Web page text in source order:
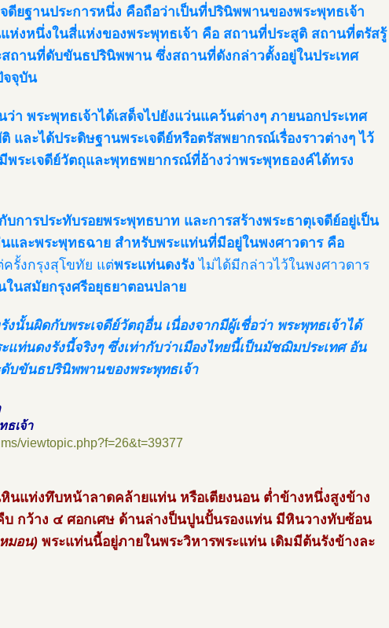
ดียฐานประการหนึ่ง คือถือว่าเป็นที่ปรินิพพานของพระพุทธเจ้า
ห่งหนึ่งในสี่แห่งของพระพุทธเจ้า คือ สถานที่ประสูติ สถานที่ตรัสรู้
ถานที่ดับขันธปรินิพพาน ซึ่งสถานที่ดังกล่าวตั้งอยู่ในประเทศ
จจุบัน
า พระพุทธเจ้าได้เสด็จไปยังแว่นแคว้นต่างๆ ภายนอกประเทศ
และได้ประดิษฐานพระเจดีย์หรือตรัสพยากรณ์เรื่องราวต่างๆ ไว้
พระเจดีย์วัตถุและพุทธพยากรณ์ที่อ้างว่าพระพุทธองค์ได้ทรง
การประทับรอยพระพุทธบาท และการสร้างพระธาตุเจดีย์อยู่เป็น
และพระพุทธฉาย สำหรับพระแท่นที่มีอยู่ในพงศาวดาร คือ
รั้งกรุงสุโขทัย แต่พระแท่นดงรัง ไม่ได้มีกล่าวไว้ในพงศาวดาร
นสมัยกรุงศรีอยุธยาตอนปลาย
นั้นผิดกับพระเจดีย์วัตถุอื่น เนื่องจากมีผู้เชื่อว่า พระพุทธเจ้าได้
ท่นดงรังนี้จริงๆ ซึ่งเท่ากับว่าเมืองไทยนี้เป็นมัชฌิมประเทศ อัน
บขันธปรินิพพานของพระพุทธเจ้า
ธเจ้า
viewtopic.php?f=26&t=39377
นแท่งทึบหน้าลาดคล้ายแท่น หรือเตียงนอน ต่ำข้างหนึ่งสูงข้าง
กว้าง ๔ ศอกเศษ ด้านล่างป็นปูนปั้นรองแท่น มีหินวางทับซ้อน
มอน) พระแท่นนี้อยู่ภายในพระวิหารพระแท่น เดิมมีต้นรังข้างละ